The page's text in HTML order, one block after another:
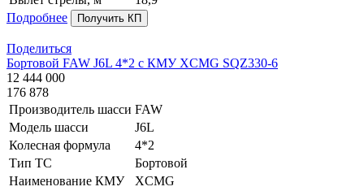
Подробнее
Получить КП
Поделиться
Бортовой FAW J6L 4*2 с КМУ XCMG SQZ330-6
12 444 000
176 878
Производитель шасси FAW
Модель шасси
J6L
Колесная формула
4*2
Тип ТС
Бортовой
Наименование КМУ
XCMG